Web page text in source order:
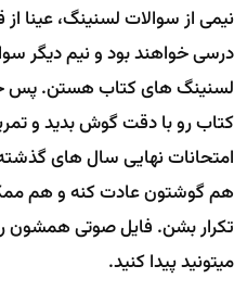
نیمی از سوالات لسنینگ،
درسی خواهند بود و نیم دیگر
لسنینگ های کتاب هستن. پس
کتاب رو با دقت گوش بدید و
امتحانات نهایی سال های
هم گوشتون عادت کنه و هم
تکرار بشن. فایل صوتی همشون
میتونید پیدا کنید.